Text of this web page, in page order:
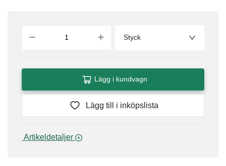
Styck
Lägg i kundvagn
Lägg till i inköpslista